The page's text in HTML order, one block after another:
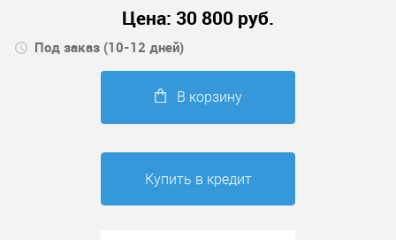
Цена: 30 800 руб.
Под заказ (10-12 дней)
В корзину
Купить в кредит